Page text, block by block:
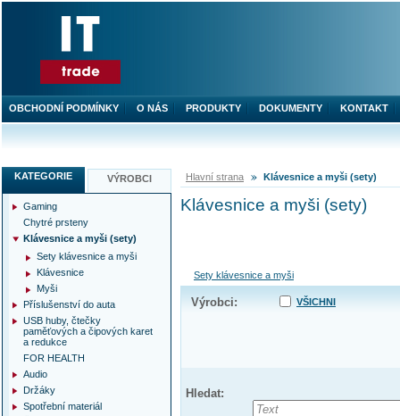
Hlavní strana Klávesnice a myši (sety)
Klávesnice a myši (sety)
Sety klávesnice a myši
Výrobci: VŠICHNI
Hledat:
KATEGORIE VÝROBCI
Gaming
Chytré prsteny
Klávesnice a myši (sety)
Sety klávesnice a myši
Klávesnice
Myši
Příslušenství do auta
USB huby, čtečky
paměťových a čipových karet
a redukce
FOR HEALTH
Audio
Držáky
Spotřební materiál
OBCHODNÍ PODMÍNKY O NÁS PRODUKTY DOKUMENTY KONTAKT